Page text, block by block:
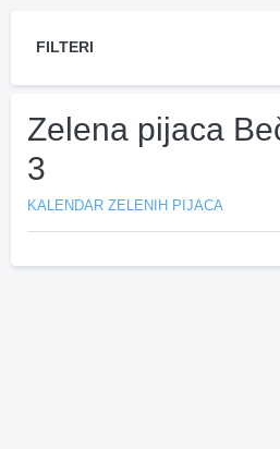
FILTERI
Zelena pijaca
3
KALENDAR ZELENIH PIJACA